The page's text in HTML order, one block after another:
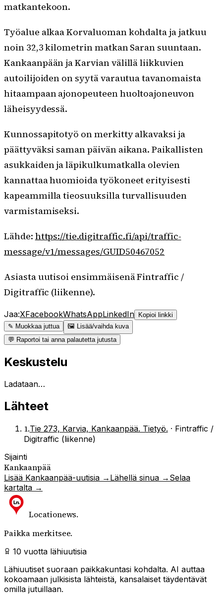
matkantekoon.
Työalue alkaa Korvaluoman kohdalta ja jatkuu
noin 32,3 kilometrin matkan Saran suuntaan.
Kankaanpään ja Karvian välillä liikkuvien
autoilijoiden on syytä varautua tavanomaista
hitaampaan ajonopeuteen huoltoajoneuvon
läheisyydessä.
Kunnossapitotyö on merkitty alkavaksi ja
päättyväksi saman päivän aikana. Paikallisten
asukkaiden ja läpikulkumatkalla olevien
kannattaa huomioida työkoneet erityisesti
kapeammilla tieosuuksilla turvallisuuden
varmistamiseksi.
Lähde: https://tie.digitraffic.fi/api/traffic-
message/v1/messages/GUID50467052
Asiasta uutisoi ensimmäisenä Fintraffic /
Digitraffic (liikenne).
Jaa:XFacebookWhatsAppLinkedIn
Kopioi linkki
✎ Muokkaa juttua
🖼 Lisää/vaihda kuva
💬 Raportoi tai anna palautetta jutusta
Keskustelu
Ladataan…
Lähteet
1.Tie 273, Karvia, Kankaanpää. Tietyö. · Fintraffic /
Digitraffic (liikenne)
Sijainti
Kankaanpää
Lisää Kankaanpää-uutisia → Lähellä sinua → Selaa
kartalta →
Locationews.
Paikka merkitsee.
10 vuotta lähiuutisia
Lähiuutiset suoraan paikkakuntasi kohdalta. AI auttaa
kokoamaan julkisista lähteistä, kansalaiset täydentävät
omilla jutuillaan.